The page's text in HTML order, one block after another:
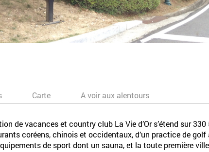
Carte A voir aux alentours
de vacances et country club La Vie d’Or s’étend sur
coréens, chinois et occidentaux, d’un practice de
de sport dont un sauna, et la toute première